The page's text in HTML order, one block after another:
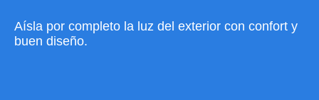
Aísla por completo la luz del exterior con confort y
buen diseño.